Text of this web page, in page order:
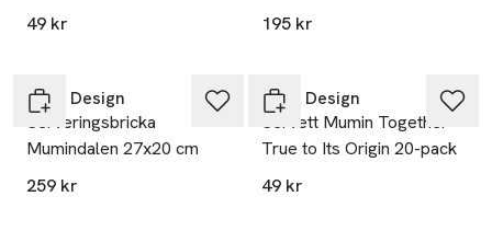
49 kr
195 kr
Opto Design
Serveringsbricka
Mumindalen 27x20 cm
259 kr
Opto Design
Servett Mumin Together
True to Its Origin 20-pack
49 kr